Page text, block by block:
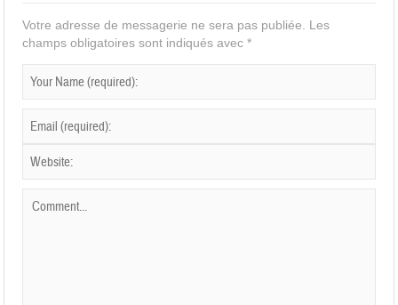
Votre adresse de messagerie ne sera pas publiée.
Les
champs obligatoires sont indiqués avec*